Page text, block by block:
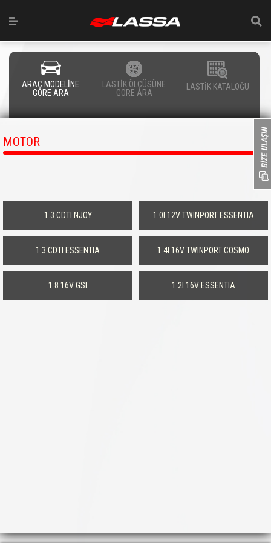
ARAÇ MODELİNE
GÖRE ARA
LASTİK ÖLÇÜSÜNE
GÖRE ARA
LASTİK KATALOĞU
MOTOR
1.3 CDTI NJOY 1.0I 12V TWINPORT ESSENTIA
1.3 CDTI ESSENTIA 1.4I 16V TWINPORT COSMO
1.8 16V GSI 1.2I 16V ESSENTIA